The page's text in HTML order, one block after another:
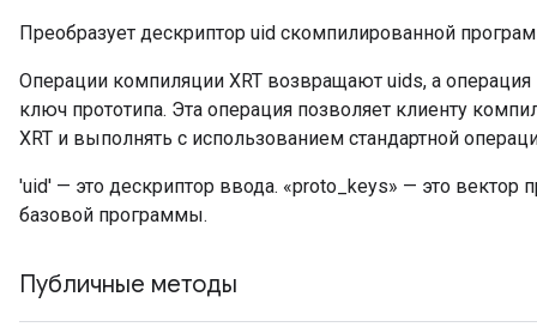
Преобразует дескриптор uid скомпилированной
Операции компиляции XRT возвращают uids, а
ключ прототипа. Эта операция позволяет клиенту
XRT и выполнять с использованием стандартной
'uid' — это дескриптор ввода. «proto_keys» — это
базовой программы.
Публичные методы